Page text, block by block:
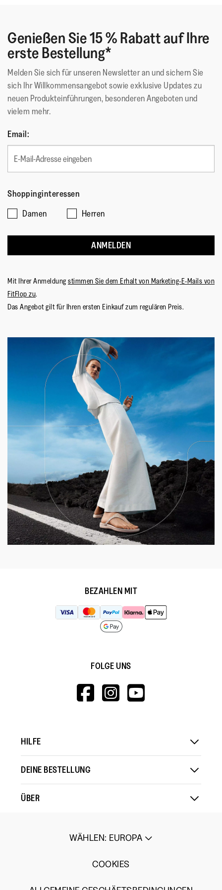
Genießen Sie 15 % Rabatt auf Ihre
erste Bestellung*
Melden Sie sich für unseren Newsletter an und sichern Sie
sich Ihr Willkommensangebot sowie exklusive Updates zu
neuen Produkteinführungen, besonderen Angeboten und
vielem mehr.
Email:
Shoppinginteressen
Damen
Herren
ANMELDEN
Mit Ihrer Anmeldung stimmen Sie dem Erhalt von Marketing-E-Mails von
FitFlop zu.
Das Angebot gilt für Ihren ersten Einkauf zum regulären Preis.
BEZAHLEN MIT
FOLGE UNS
HTTPS://
HTTPS://
HILFE
DEINE BESTELLUNG
ÜBER
WÄHLEN: EUROPA
COOKIES